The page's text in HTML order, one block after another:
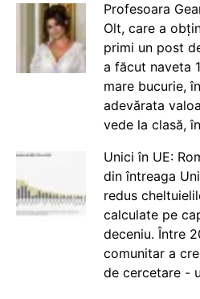
Profesoara
Olt, care a
primi un post
a făcut naveta
mare bucurie,
adevărata
vede la clasă,
Unici în UE:
din întreaga
redus
calculate pe
deceniu. Între
comunitar a
de cercetare -